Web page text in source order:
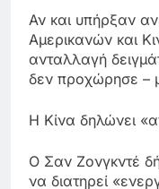
Αν και υπήρξαν
Αμερικανών και
ανταλλαγή
δεν προχώρησε –
Η Κίνα δηλώνει
Ο Σαν Ζονγκντέ
να διατηρεί